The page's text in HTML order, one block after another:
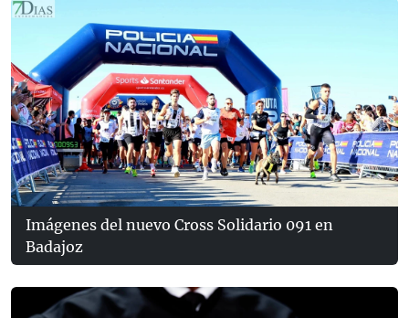
Imágenes del nuevo Cross Solidario 091 en
Badajoz